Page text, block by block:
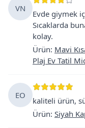
VN
Evde giymek
Sıcaklarda
kolay.
Ürün: Mavi
Plaj Ev Tatil
EO
kaliteli ürün,
Ürün: Siyah